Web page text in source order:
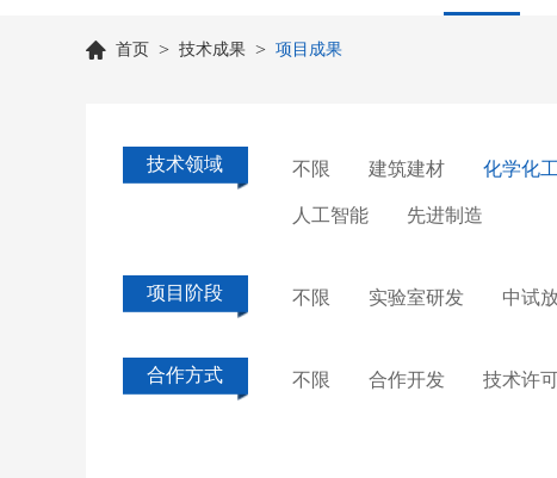
首页 > 技术成果 > 项目成果
技术领域 不限 建筑建材 化学化工
人工智能 先进制造
项目阶段 不限 实验室研发 中试
合作方式 不限 合作开发 技术许